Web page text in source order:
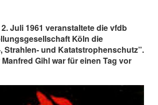
Juli 1961 veranstaltete die vfdb
Köln die
und Katatstrophenschutz”.
Gihl war für einen Tag vor